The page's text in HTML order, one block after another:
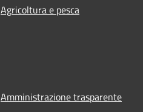
Agricoltura e pesca
Amministrazione trasparente